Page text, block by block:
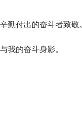
付出的奋斗者致敬。
我的奋斗身影。